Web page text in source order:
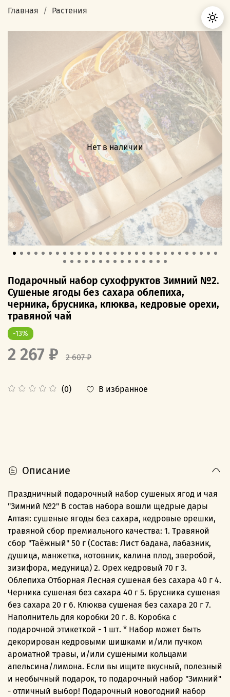
Главная Растения
Нет в наличии
Подарочный набор сухофруктов Зимний №2.
Сушеные ягоды без сахара облепиха,
черника, брусника, клюква, кедровые орехи,
травяной чай
(0) В избранное
-13%
2 267 ₽ 2 607 ₽
Описание
Праздничный подарочный набор сушеных ягод и чая
"Зимний №2" В состав набора вошли щедрые дары
Алтая: сушеные ягоды без сахара, кедровые орешки,
травяной сбор премиального качества: 1. Травяной
сбор "Таёжный" 50 г (Состав: Лист бадана, лабазник,
душица, манжетка, котовник, калина плод, зверобой,
зизифора, медуница) 2. Орех кедровый 70 г 3.
Облепиха Отборная Лесная сушеная без сахара 40 г 4.
Черника сушеная без сахара 40 г 5. Брусника сушеная
без сахара 20 г 6. Клюква сушеная без сахара 20 г 7.
Наполнитель для коробки 20 г. 8. Коробка с
подарочной этикеткой - 1 шт. * Набор может быть
декорирован кедровыми шишками и/или пучком
ароматной травы, и/или сушеными кольцами
апельсина/лимона. Если вы ищите вкусный, полезный
и необычный подарок, то подарочный набор "Зимний"
- отличный выбор! Подарочный новогодний набор